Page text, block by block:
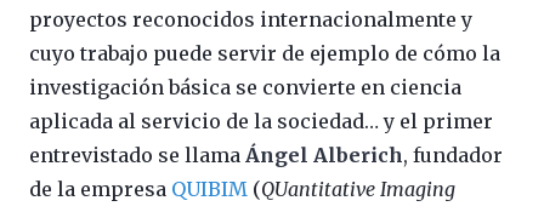
proyectos reconocidos internacionalmente y
cuyo trabajo puede servir de ejemplo de cómo la
investigación básica se convierte en ciencia
aplicada al servicio de la sociedad… y el primer
entrevistado se llama Ángel Alberich, fundador
de la empresa QUIBIM (QUantitative Imaging